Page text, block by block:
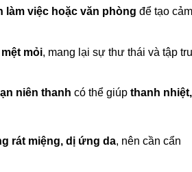
làm việc hoặc văn phòng để tạo cảm
mỏi, mang lại sự thư thái và tập
niên thanh có thể giúp thanh
rát miệng, dị ứng da, nên cần cẩn